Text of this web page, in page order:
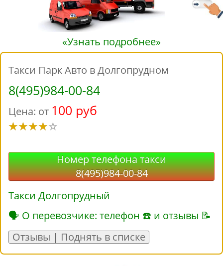
«Узнать подробнее»
Такси Парк Авто в Долгопрудном
8(495)984-00-84
Цена: от 100 руб
Номер телефона такси
8(495)984-00-84
Такси Долгопрудный
🗣 О перевозчике: телефон ☎ и отзывы 📝
Отзывы | Поднять в списке